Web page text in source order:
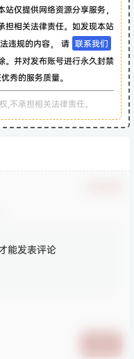
仅提供网络资源分享服务，
担相关法律责任。如发现本站
违规的内容， 请 联系我们
。并对发布账号进行永久封禁
秀的服务质量。
,不承担相关法律责任。
能发表评论